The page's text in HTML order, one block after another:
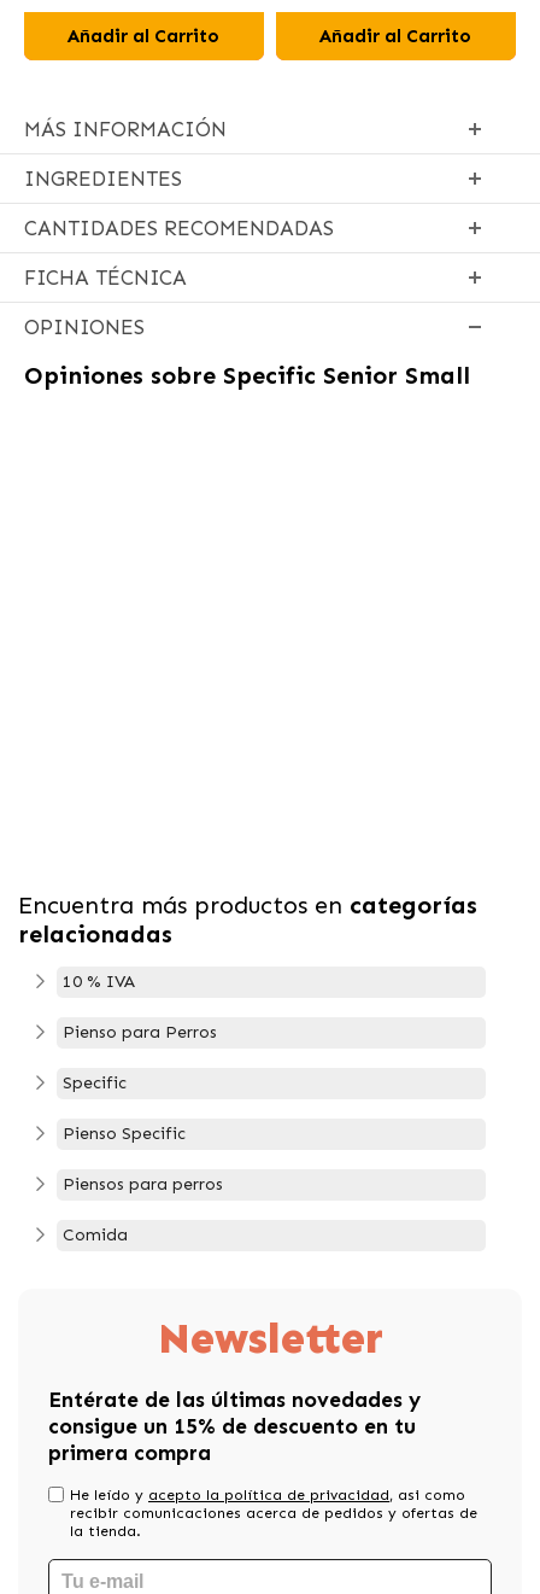
Añadir al Carrito Añadir al Carrito
MÁS INFORMACIÓN
INGREDIENTES
CANTIDADES RECOMENDADAS
FICHA TÉCNICA
OPINIONES
Opiniones sobre Specific Senior Small
Encuentra más productos en categorías
relacionadas
10 % IVA
Pienso para Perros
Specific
Pienso Specific
Piensos para perros
Comida
Newsletter
Entérate de las últimas novedades y
consigue un 15% de descuento en tu
primera compra
He leído y acepto la política de privacidad, asi como
recibir comunicaciones acerca de pedidos y ofertas de
la tienda.